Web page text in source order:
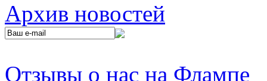
Архив новостей
Отзывы о нас на Флампе